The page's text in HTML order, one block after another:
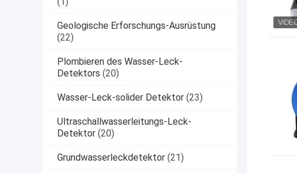
Geologische Erforschungs-Ausrüstung
(22)
Plombieren des Wasser-Leck-
Detektors (20)
Wasser-Leck-solider Detektor (23)
Ultraschallwasserleitungs-Leck-
Detektor (20)
Grundwasserleckdetektor (21)